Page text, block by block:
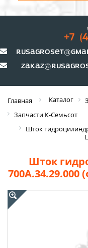
+7
Главная Каталог
Запчасти К-Семьсот
Шток
Шток
700А.34.29.000